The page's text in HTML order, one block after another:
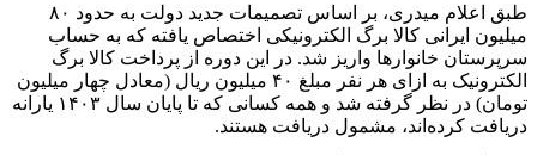
طبق اعلام میدری، بر اساس تصمیمات جدید دولت به حدود ۸۰
میلیون ایرانی کالا برگ الکترونیکی اختصاص یافته که به حساب
سرپرستان خانوارها واریز شد. در این دوره از پرداخت کالا برگ
الکترونیک به ازای هر نفر مبلغ ۴۰ میلیون ریال (معادل چهار میلیون
تومان) در نظر گرفته شد و همه کسانی که تا پایان سال ۱۴۰۳ یارانه
دریافت کرده‌اند، مشمول دریافت هستند.